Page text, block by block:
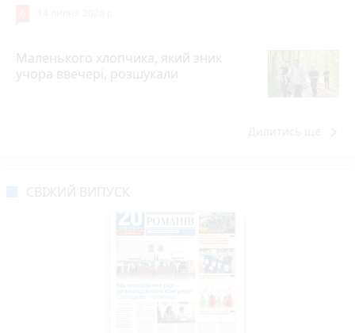
Маленького хлопчика, який зник
учора ввечері, розшукали